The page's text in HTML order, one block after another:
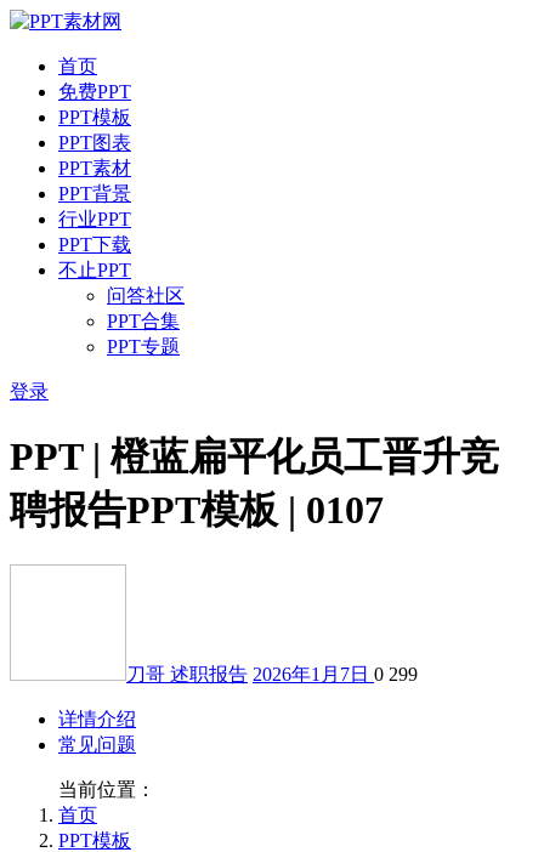
首页
免费PPT
PPT模板
PPT图表
PPT素材
PPT背景
行业PPT
PPT下载
不止PPT
问答社区
PPT合集
PPT专题
登录
PPT | 橙蓝扁平化员工晋升竞
聘报告PPT模板 | 0107
刀哥 述职报告 2026年1月7日 0 299
详情介绍
常见问题
当前位置：
首页
PPT模板